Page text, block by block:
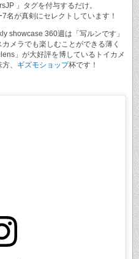
」タグを付与するだけ。
名が真剣にセレクトしています！
showcase 360週は「写ルンです」
メラでも楽しむことができる薄く
」が大好評を博しているトイカメ
、 ギズモショップ杯です！